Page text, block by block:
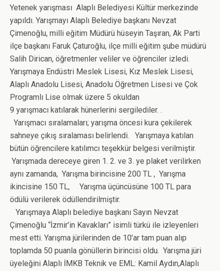
Yetenek yarışması Alaplı Belediyesi Kültür merkezinde
yapıldı. Yarışmayı Alaplı Belediye başkanı Nevzat
Çimenoğlu, milli eğitim Müdürü hüseyin Taşıran, Ak Parti
ilçe başkanı Faruk Çaturoğlu, ilçe milli eğitim şube müdürü
Salih Dirican, öğretmenler veliler ve öğrenciler izledi.
Yarışmaya Endüstri Meslek Lisesi, Kız Meslek Lisesi,
Alaplı Anadolu Lisesi, Anadolu Öğretmen Lisesi ve Çok
Programlı Lise olmak üzere 5 okuldan
9 yarışmacı katılarak hünerlerini sergilediler. .
Yarışmacı sıralamaları; yarışma öncesi kura çekilerek
sahneye çıkış sıralaması belirlendi. Yarışmaya katılan
bütün öğrencilere katılımcı teşekkür belgesi verilmiştir.
Yarışmada dereceye giren 1. 2. ve 3. ye plaket verilirken
aynı zamanda, Yarışma birincisine 200 TL , Yarışma
ikincisine 150 TL, Yarışma üçüncüsüne 100 TL para
ödülü verilerek ödüllendirilmiştir.
Yarışmaya Alaplı belediye başkanı Sayın Nevzat
Çimenoğlu “İzmir’in Kavakları” isimli türkü ile izleyenleri
mest etti. Yarışma jürilerinden de 10’ar tam puan alıp
toplamda 50 puanla gönüllerin birincisi oldu. Yarışma jüri
üyeleğini Alaplı İMKB Teknik ve EML: Kamil Aydın,Alaplı